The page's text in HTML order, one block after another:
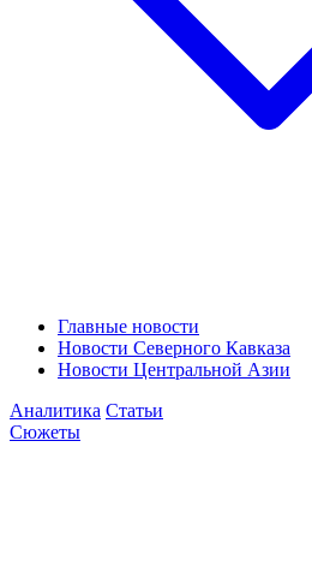
Главные новости
Новости Северного Кавказа
Новости Центральной Азии
Аналитика Статьи
Сюжеты